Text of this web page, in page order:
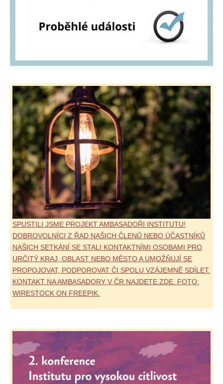
SPUSTILI JSME PROJEKT AMBASADOŘI INSTITUTU!
DOBROVOLNÍCI Z ŘAD NAŠICH ČLENŮ NEBO ÚČASTNÍKŮ
NAŠICH SETKÁNÍ SE STALI KONTAKTNÍMI OSOBAMI PRO
URČITÝ KRAJ, OBLAST NEBO MĚSTO A UMOŽŇUJÍ SE
PROPOJOVAT, PODPOROVAT ČI SPOLU VZÁJEMNĚ SDÍLET.
KONTAKT NA AMBASADORY V ČR NAJDETE ZDE. FOTO:
WIRESTOCK ON FREEPIK.